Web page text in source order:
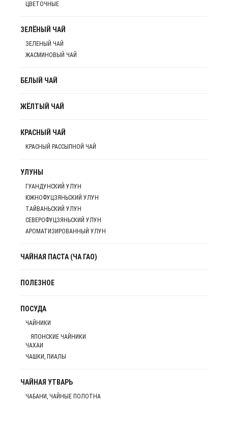
ЦВЕТОЧНЫЕ
ЗЕЛЁНЫЙ ЧАЙ
ЗЕЛЕНЫЙ ЧАЙ
ЖАСМИНОВЫЙ ЧАЙ
БЕЛЫЙ ЧАЙ
ЖЁЛТЫЙ ЧАЙ
КРАСНЫЙ ЧАЙ
КРАСНЫЙ РАССЫПНОЙ ЧАЙ
УЛУНЫ
ГУАНДУНСКИЙ УЛУН
ЮЖНОФУЦЗЯНЬСКИЙ УЛУН
ТАЙВАНЬСКИЙ УЛУН
СЕВЕРОФУЦЗЯНЬСКИЙ УЛУН
АРОМАТИЗИРОВАННЫЙ УЛУН
ЧАЙНАЯ ПАСТА (ЧА ГАО)
ПОЛЕЗНОЕ
ПОСУДА
ЧАЙНИКИ
ЯПОНСКИЕ ЧАЙНИКИ
ЧАХАИ
ЧАШКИ, ПИАЛЫ
ЧАЙНАЯ УТВАРЬ
ЧАБАНИ, ЧАЙНЫЕ ПОЛОТНА